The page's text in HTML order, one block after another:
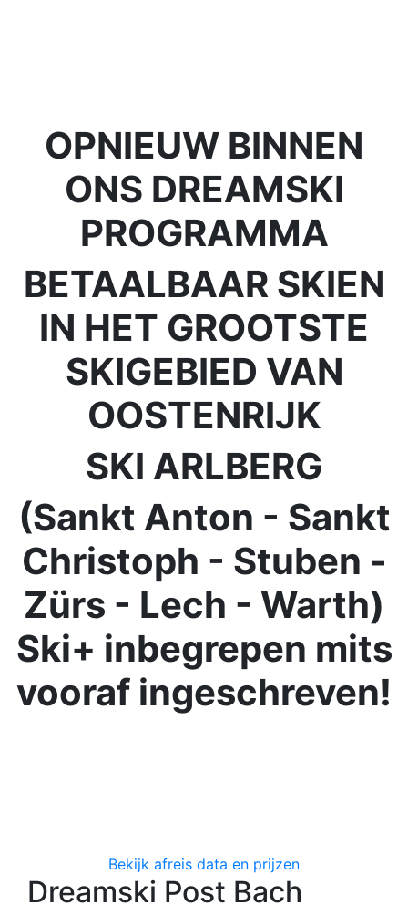
OPNIEUW BINNEN
ONS DREAMSKI
PROGRAMMA
BETAALBAAR SKIEN
IN HET GROOTSTE
SKIGEBIED VAN
OOSTENRIJK
SKI ARLBERG
(Sankt Anton - Sankt
Christoph - Stuben -
Zürs - Lech - Warth)
Ski+ inbegrepen mits
vooraf ingeschreven!
Bekijk afreis data en prijzen
Dreamski Post Bach